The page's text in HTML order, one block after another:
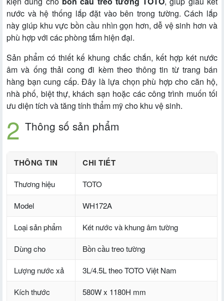
nước và hệ thống lắp đặt vào bên trong tường. Cách lắp
này giúp khu vực bồn cầu nhìn gọn hơn, dễ vệ sinh hơn và
phù hợp với các phòng tắm hiện đại.
Sản phẩm có thiết kế khung chắc chắn, kết hợp két nước
âm và ống thải cong đi kèm theo thông tin từ trang bán
hàng bạn cung cấp. Đây là lựa chọn phù hợp cho căn hộ,
nhà phố, biệt thự, khách sạn hoặc các công trình muốn tối
ưu diện tích và tăng tính thẩm mỹ cho khu vệ sinh.
Thông số sản phẩm
THÔNG TIN CHI TIẾT
Thương hiệu TOTO
Model WH172A
Loại sản phẩm Két nước và khung âm tường
Dùng cho Bồn cầu treo tường
Lượng nước xả 3L/4.5L theo TOTO Việt Nam
Kích thước 580W x 1180H mm